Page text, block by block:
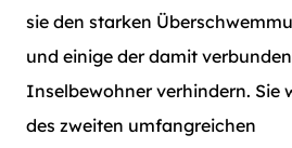
sie den starken
und einige der damit
Inselbewohner verhindern. Sie
des zweiten umfangreichen